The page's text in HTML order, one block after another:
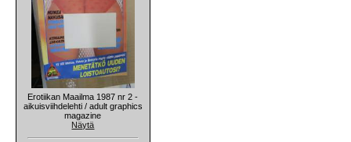
Erotiikan Maailma 1987 nr 2 -
aikuisviihdelehti / adult graphics
magazine
Näytä